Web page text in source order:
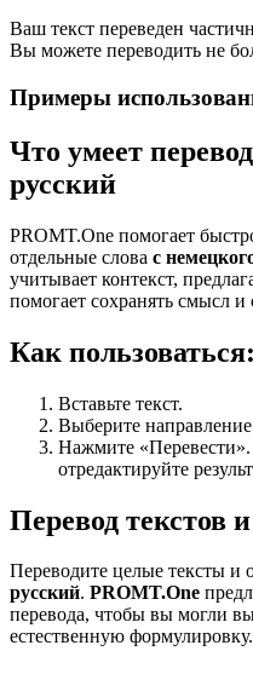
Ваш текст переведен
Вы можете переводить не
Примеры
Что умеет
русский
PROMT.One помогает
отдельные слова с
учитывает контекст,
помогает сохранять смысл и
Как
Вставьте текст.
Выберите
Нажмите
отредактируйте
Перевод текстов
Переводите целые тексты и
русский. PROMT.One
перевода, чтобы вы могли
естественную формулировку.